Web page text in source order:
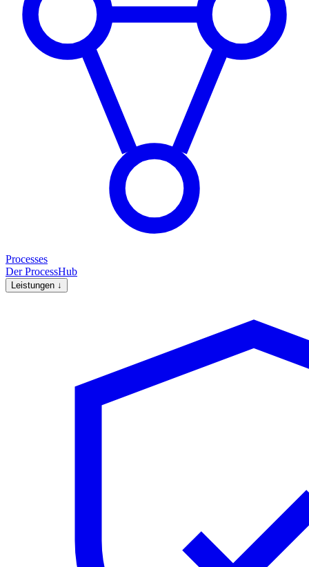
Processes
Der ProcessHub
Leistungen ↓